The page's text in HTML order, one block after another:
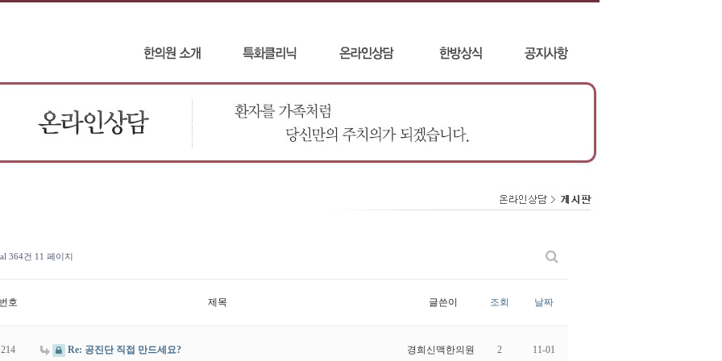
364건 11 페이지
호 제목 글쓴이 조회 날짜
214 Re: 공진단 직접 만드세요? 경희신맥한의원 2 11-01